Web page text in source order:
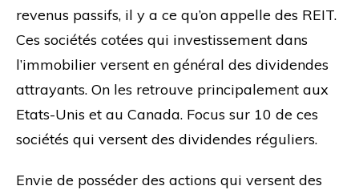
revenus passifs, il y a ce qu’on appelle des REIT.
Ces sociétés cotées qui investissement dans
l’immobilier versent en général des dividendes
attrayants. On les retrouve principalement aux
Etats-Unis et au Canada. Focus sur 10 de ces
sociétés qui versent des dividendes réguliers.
Envie de posséder des actions qui versent des